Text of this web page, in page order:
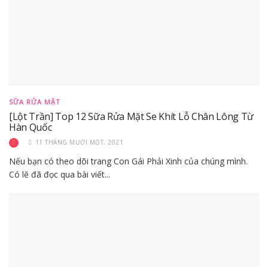
SỮA RỬA MẶT
[Lột Trần] Top 12 Sữa Rửa Mặt Se Khít Lỗ Chân Lông Từ
Hàn Quốc
11 THÁNG MƯỜI MỘT, 2021
Nếu bạn có theo dõi trang Con Gái Phải Xinh của chúng mình.
Có lẽ đã đọc qua bài viết...